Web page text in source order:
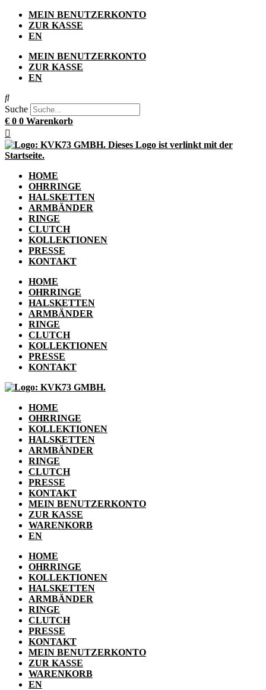
Zum
Inhalt
springen
MEIN BENUTZERKONTO
ZUR KASSE
EN
MEIN BENUTZERKONTO
ZUR KASSE
EN
Suche
€ 0 0 Warenkorb
HOME
OHRRINGE
HALSKETTEN
ARMBÄNDER
RINGE
CLUTCH
KOLLEKTIONEN
PRESSE
KONTAKT
HOME
OHRRINGE
HALSKETTEN
ARMBÄNDER
RINGE
CLUTCH
KOLLEKTIONEN
PRESSE
KONTAKT
HOME
OHRRINGE
KOLLEKTIONEN
HALSKETTEN
ARMBÄNDER
RINGE
CLUTCH
PRESSE
KONTAKT
MEIN BENUTZERKONTO
ZUR KASSE
WARENKORB
EN
HOME
OHRRINGE
KOLLEKTIONEN
HALSKETTEN
ARMBÄNDER
RINGE
CLUTCH
PRESSE
KONTAKT
MEIN BENUTZERKONTO
ZUR KASSE
WARENKORB
EN